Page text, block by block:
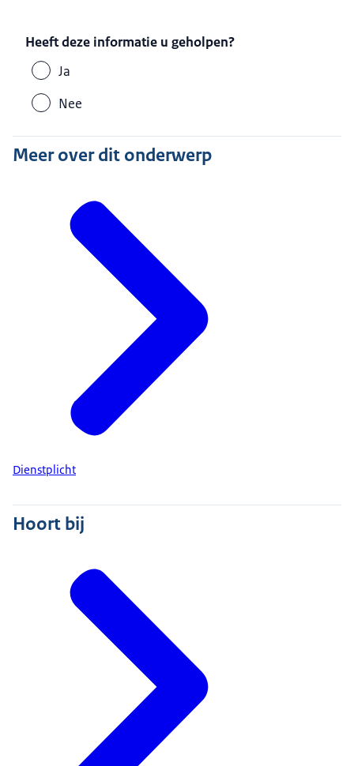
Heeft deze informatie u geholpen?
Ja
Nee
Meer over dit onderwerp
Dienstplicht
Hoort bij